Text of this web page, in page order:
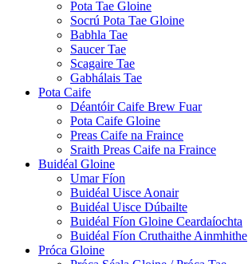
Pota Tae Gloine
Socrú Pota Tae Gloine
Babhla Tae
Saucer Tae
Scagaire Tae
Gabhálais Tae
Pota Caife
Déantóir Caife Brew Fuar
Pota Caife Gloine
Preas Caife na Fraince
Sraith Preas Caife na Fraince
Buidéal Gloine
Umar Fíon
Buidéal Uisce Aonair
Buidéal Uisce Dúbailte
Buidéal Fíon Gloine Ceardaíochta
Buidéal Fíon Cruthaithe Ainmhithe
Próca Gloine